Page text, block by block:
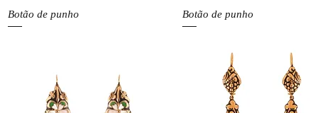
Visualização rápida
Botão de punho Visualização rápida
Botão de punho